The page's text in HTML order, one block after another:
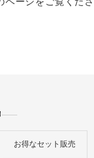
お得なセット販売